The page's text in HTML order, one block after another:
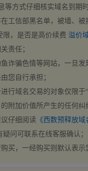
等方式仔细核实域名到期
工信部黑名单，被墙、
，是否是高价续费 溢价
责任；
诈骗色情等网站，一旦
您自行承担；
行域名交易的对象仅限于
附加价值所产生的任何
仔细阅读 《西数预释放
疑问可联系在线客服确认；
买，一经购买则默认表